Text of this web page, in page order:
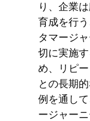
り、企業
育成を行
タマージ
切に実施
め、リピ
との長期
例を通し
ージャー